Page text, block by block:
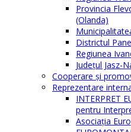
Provincia
(Olanda)
Districtul
Regiunea
Judeţul Jasz-
Cooperare şi
Reprezentare
INTERPRET
pentru
Asociația